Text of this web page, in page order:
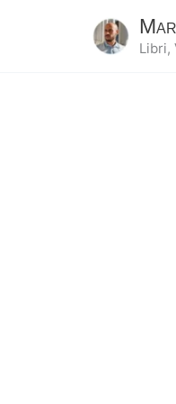
Libri,